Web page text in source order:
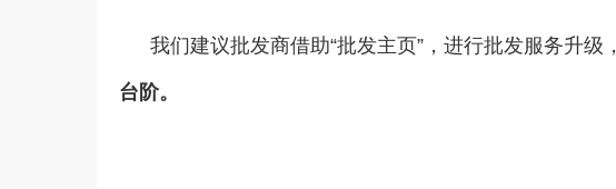
我们建议批发商借助“批发主页”，进行批发服务升级，
台阶。